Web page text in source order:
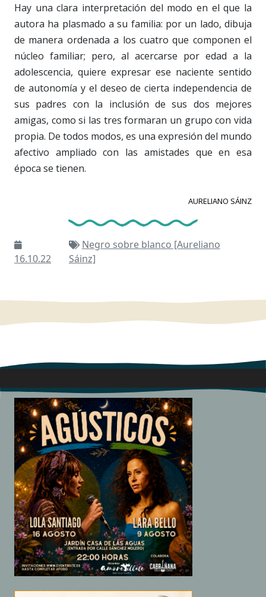
Hay una clara interpretación del modo en el que la
autora ha plasmado a su familia: por un lado, dibuja
de manera ordenada a los cuatro que componen el
núcleo familiar; pero, al acercarse por edad a la
adolescencia, quiere expresar ese naciente sentido
de autonomía y el deseo de cierta independencia de
sus padres con la inclusión de sus dos mejores
amigas, como si las tres formaran un grupo con vida
propia. De todos modos, es una expresión del mundo
afectivo ampliado con las amistades que en esa
época se tienen.
AURELIANO SÁINZ
16.10.22
Negro sobre blanco [Aureliano
Sáinz]